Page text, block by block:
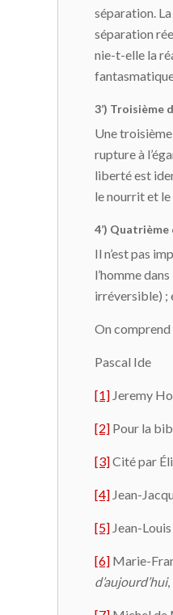
séparation.
séparation
nie-t-elle la
3’) Troisième
Une
rupture à
liberté est
le nourrit et
4’)
Il n’est pas
l’homme
irréversible) ;
On
Pascal Ide
[1] Jeremy
[2] Pour la
[3]Cité par
[4] Jean-
[5] Jean-
[6] Marie-
d’aujourd’hui